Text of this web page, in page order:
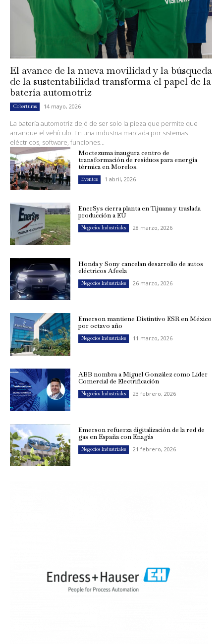
El avance de la nueva movilidad y la búsqueda
de la sustentabilidad transforma el papel de la
batería automotriz
Coberturas 14 mayo, 2026
La batería automotriz dejó de ser solo la pieza que permite que
arranque el vehículo. En una industria marcada por sistemas
eléctricos, software, funciones...
Moctezuma inaugura centro de
transformación de residuos para energía
térmica en Morelos.
Eventos 1 abril, 2026
EnerSys cierra planta en Tijuana y traslada
producción a EU
Negocios Industriales 28 marzo, 2026
Honda y Sony cancelan desarrollo de autos
eléctricos Afeela
Negocios Industriales 26 marzo, 2026
Emerson mantiene Distintivo ESR en México
por octavo año
Negocios Industriales 11 marzo, 2026
ABB nombra a Miguel González como Líder
Comercial de Electrificación
Negocios Industriales 23 febrero, 2026
Emerson refuerza digitalización de la red de
gas en España con Enagás
Negocios Industriales 21 febrero, 2026